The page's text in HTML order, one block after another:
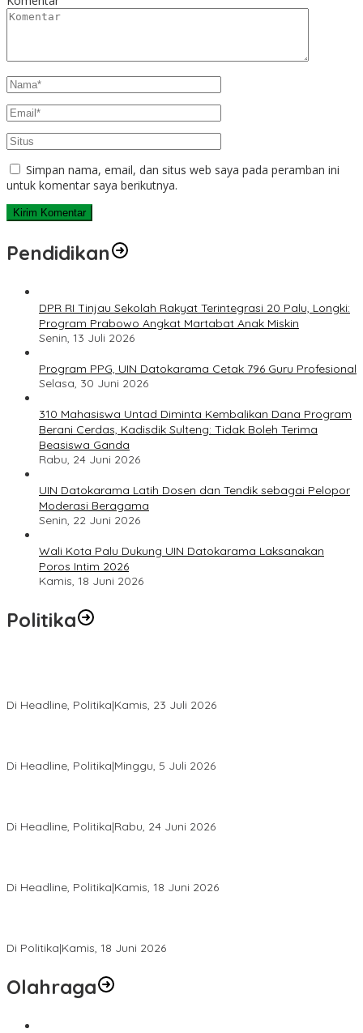
Simpan nama, email, dan situs web saya pada peramban ini
untuk komentar saya berikutnya.
Pendidikan
DPR RI Tinjau Sekolah Rakyat Terintegrasi 20 Palu, Longki:
Program Prabowo Angkat Martabat Anak Miskin
Senin, 13 Juli 2026
Program PPG, UIN Datokarama Cetak 796 Guru Profesional
Selasa, 30 Juni 2026
310 Mahasiswa Untad Diminta Kembalikan Dana Program
Berani Cerdas, Kadisdik Sulteng: Tidak Boleh Terima
Beasiswa Ganda
Rabu, 24 Juni 2026
UIN Datokarama Latih Dosen dan Tendik sebagai Pelopor
Moderasi Beragama
Senin, 22 Juni 2026
Wali Kota Palu Dukung UIN Datokarama Laksanakan
Poros Intim 2026
Kamis, 18 Juni 2026
Politika
Di Headline, Politika|Kamis, 23 Juli 2026
Di Headline, Politika|Minggu, 5 Juli 2026
Di Headline, Politika|Rabu, 24 Juni 2026
Di Headline, Politika|Kamis, 18 Juni 2026
Di Politika|Kamis, 18 Juni 2026
Olahraga